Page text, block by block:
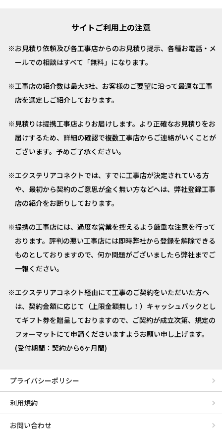
サイトご利用上の注意
お見積り依頼及び各工事店からのお見積り提示、各種お電話・メ
ールでの相談はすべて「無料」になります。
工事店の紹介数は最大3社、お客様のご要望に沿って最適な工事
店を選定しご紹介しております。
見積りは提携工事店よりお届けします。より正確なお見積りをお
届けするため、詳細の確認で複数工事店からご連絡がいくことが
ございます。予めご了承ください。
エクステリアコネクトでは、すでに工事店が決定されている方
や、最初から契約のご意思が全く無い方などへは、弊社登録工事
店の紹介をお断りしております。
提携の工事店には、過度な営業を控えるよう厳重な注意を行って
おります。評判の悪い工事店には即時弊社から登録を解除できる
ものとしておりますので、何か問題がございましたら弊社までご
一報ください。
エクステリアコネクト経由にて工事のご契約をいただいた方へ
は、契約金額に応じて（上限金額無し！）キャッシュバックとし
てギフト券を贈呈しておりますので、ご契約が成立次第、規定の
フォーマットにて申請くださいますようお願い申し上げます。
(受付期間：契約から6ヶ月間)
プライバシーポリシー
利用規約
お問い合わせ